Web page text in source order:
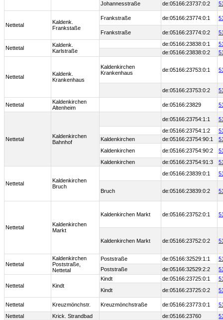
Johannesstraße de:05166:23737:0:2
Nettetal
Kaldenk.
Frankstaße
Frankstraße de:05166:23774:0:1
Frankstraße de:05166:23774:0:2
Nettetal
Kaldenk.
Karlstraße
de:05166:23838:0:1
de:05166:23838:0:2
Nettetal
Kaldenk.
Krankenhaus
Kaldenkirchen
Krankenhaus
de:05166:23753:0:1
de:05166:23753:0:2
Nettetal
Kaldenkirchen
Altenheim
de:05166:23829
Nettetal
Kaldenkirchen
Bahnhof
de:05166:23754:1:1
de:05166:23754:1:2
Kaldenkirchen
de:05166:23754:90:1
Kaldenkirchen
de:05166:23754:90:2
Kaldenkirchen
de:05166:23754:91:3
Nettetal
Kaldenkirchen
Bruch
de:05166:23839:0:1
Bruch de:05166:23839:0:2
Nettetal
Kaldenkirchen
Markt
Kaldenkirchen Markt de:05166:23752:0:1
Kaldenkirchen Markt de:05166:23752:0:2
Nettetal
Kaldenkirchen
Poststraße,
Nettetal
Poststraße de:05166:32529:1:1
Poststraße
de:05166:32529:2:2
Nettetal Kindt
Kindt de:05166:23725:0:1
Kindt
de:05166:23725:0:2
Nettetal Kreuzmönchstr. Kreuzmönchstraße de:05166:23773:0:1
Nettetal
Krick. Strandbad de:05166:23760